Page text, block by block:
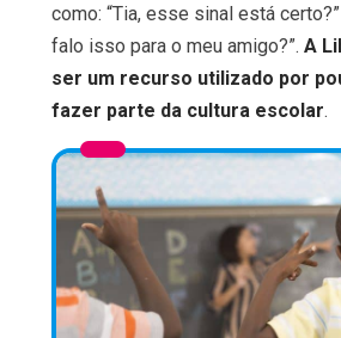
como: “Tia, esse sinal está
falo isso para o meu amigo?”. A
ser um recurso utilizado por
fazer parte da cultura escolar.